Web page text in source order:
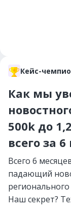
Кейс-
Как мы
500k до
всего за
Всего 6
падающий
Наш секрет?